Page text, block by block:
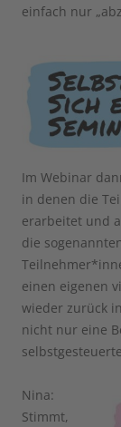
einfach nur
Im Webinar
in denen die
erarbeitet und
die
einen eigenen
wieder zurück
nicht nur eine
Nina:
Stimmt,